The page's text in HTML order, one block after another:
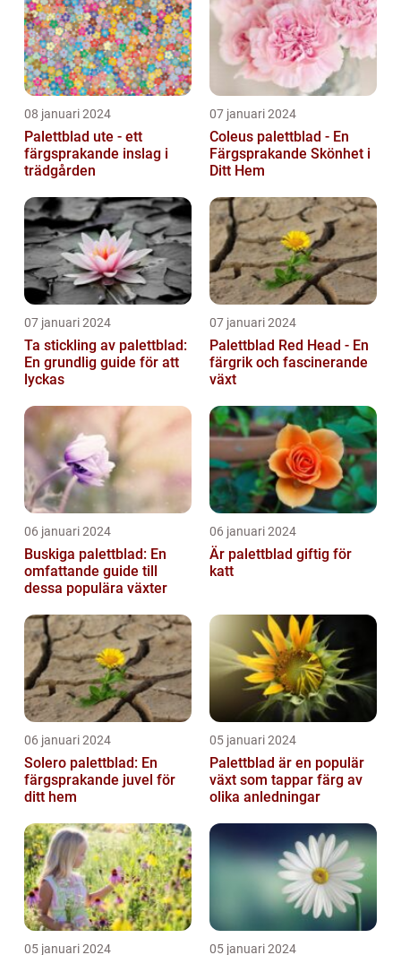
08 januari 2024
Palettblad ute - ett
färgsprakande inslag i
trädgården
07 januari 2024
Coleus palettblad - En
Färgsprakande Skönhet i
Ditt Hem
07 januari 2024
Ta stickling av palettblad:
En grundlig guide för att
lyckas
07 januari 2024
Palettblad Red Head - En
färgrik och fascinerande
växt
06 januari 2024
Buskiga palettblad: En
omfattande guide till
dessa populära växter
06 januari 2024
Är palettblad giftig för
katt
06 januari 2024
Solero palettblad: En
färgsprakande juvel för
ditt hem
05 januari 2024
Palettblad är en populär
växt som tappar färg av
olika anledningar
05 januari 2024 05 januari 2024